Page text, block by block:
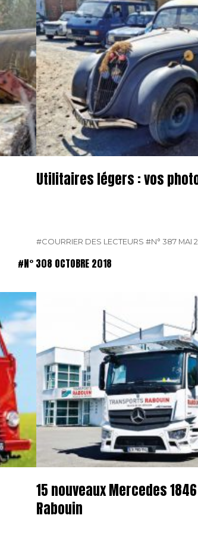
Utilitaires légers : vos
#COURRIER DES LECTEURS #N° 387 MAI
#N° 308 OCTOBRE 2018
15 nouveaux Mercedes
Rabouin